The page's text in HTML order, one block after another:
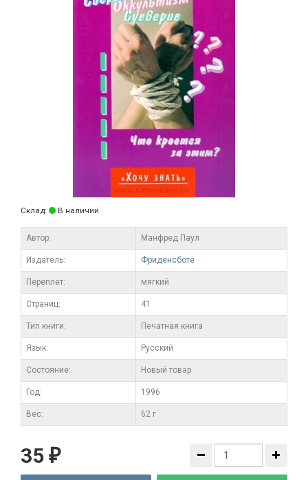
Склад: В наличии
Автор: Манфред Паул
Издатель: Фриденсботе
Переплет: мягкий
Cтраниц: 41
Тип книги: Печатная книга
Язык: Русский
Состояние: Новый товар
Год: 1996
Вес: 62 г
35 ₽